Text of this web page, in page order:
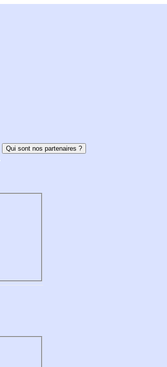
Qui sont nos partenaires ?